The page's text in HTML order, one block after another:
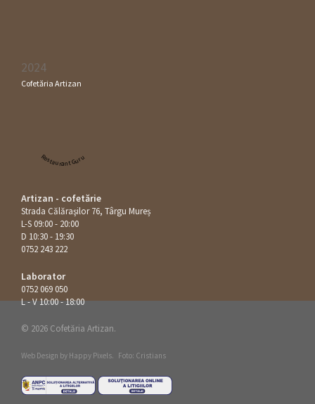
2024
Cofetăria Artizan
Restaurant Guru
Artizan - cofetărie
Strada Călăraşilor 76, Târgu Mureș
L-S 09:00 - 20:00
D 10:30 - 19:30
0752 243 222
Laborator
0752 069 050
L - V 10:00 - 18:00
© 2026 Cofetăria Artizan.
Web Design by Happy Pixels. Foto: Cristians